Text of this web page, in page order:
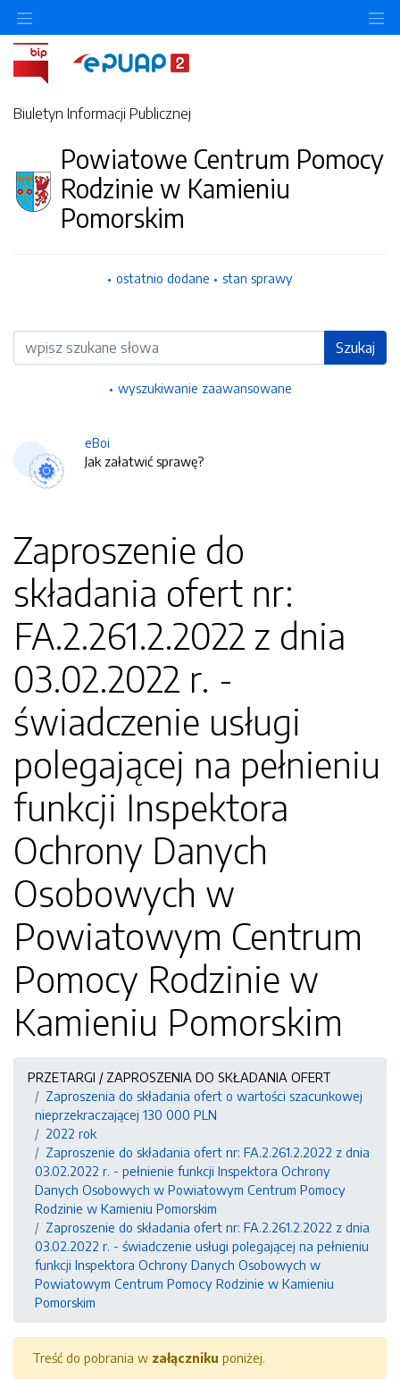
Biuletyn Informacji Publicznej
Powiatowe Centrum Pomocy
Rodzinie w Kamieniu
Pomorskim
ostatnio dodane stan sprawy
Wyszukiwarka Szukaj
wyszukiwanie zaawansowane
eBoi
Jak załatwić sprawę?
Zaproszenie do
składania ofert nr:
FA.2.261.2.2022 z dnia
03.02.2022 r. -
świadczenie usługi
polegającej na pełnieniu
funkcji Inspektora
Ochrony Danych
Osobowych w
Powiatowym Centrum
Pomocy Rodzinie w
Kamieniu Pomorskim
PRZETARGI / ZAPROSZENIA DO SKŁADANIA OFERT
Zaproszenia do składania ofert o wartości szacunkowej
nieprzekraczającej 130 000 PLN
2022 rok
Zaproszenie do składania ofert nr: FA.2.261.2.2022 z dnia
03.02.2022 r. - pełnienie funkcji Inspektora Ochrony
Danych Osobowych w Powiatowym Centrum Pomocy
Rodzinie w Kamieniu Pomorskim
Zaproszenie do składania ofert nr: FA.2.261.2.2022 z dnia
03.02.2022 r. - świadczenie usługi polegającej na pełnieniu
funkcji Inspektora Ochrony Danych Osobowych w
Powiatowym Centrum Pomocy Rodzinie w Kamieniu
Pomorskim
Treść do pobrania w załączniku poniżej.